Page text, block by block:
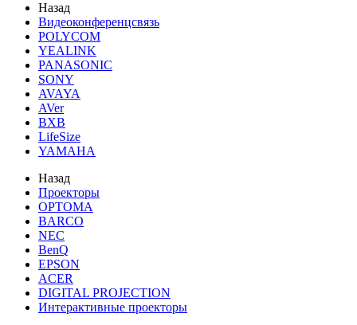
Назад
Видеоконференцсвязь
POLYCOM
YEALINK
PANASONIC
SONY
AVAYA
AVer
BXB
LifeSize
YAMAHA
Назад
Проекторы
OPTOMA
BARCO
NEC
BenQ
EPSON
ACER
DIGITAL PROJECTION
Интерактивные проекторы